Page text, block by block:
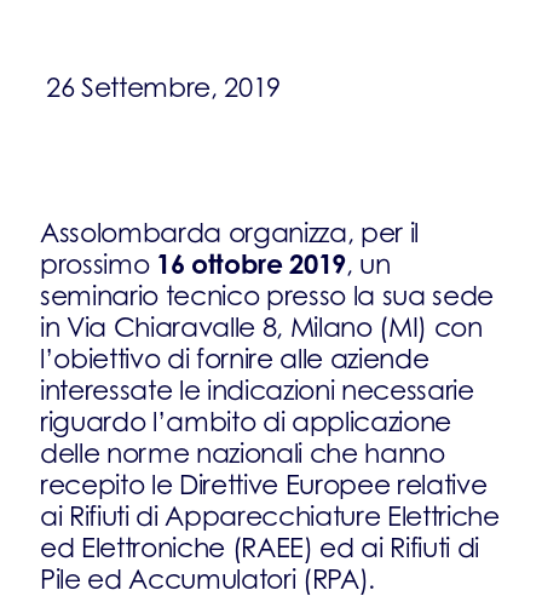
26 Settembre, 2019
Assolombarda organizza, per il
prossimo 16 ottobre 2019, un
seminario tecnico presso la sua sede
in Via Chiaravalle 8, Milano (MI) con
l’obiettivo di fornire alle aziende
interessate le indicazioni necessarie
riguardo l’ambito di applicazione
delle norme nazionali che hanno
recepito le Direttive Europee relative
ai Rifiuti di Apparecchiature Elettriche
ed Elettroniche (RAEE) ed ai Rifiuti di
Pile ed Accumulatori (RPA).